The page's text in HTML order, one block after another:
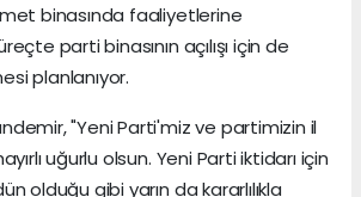
binasında faaliyetlerine
parti binasının açılışı için de
planlanıyor.
"Yeni Parti'miz ve partimizin il
uğurlu olsun. Yeni Parti iktidarı için
olduğu gibi yarın da kararlılıkla